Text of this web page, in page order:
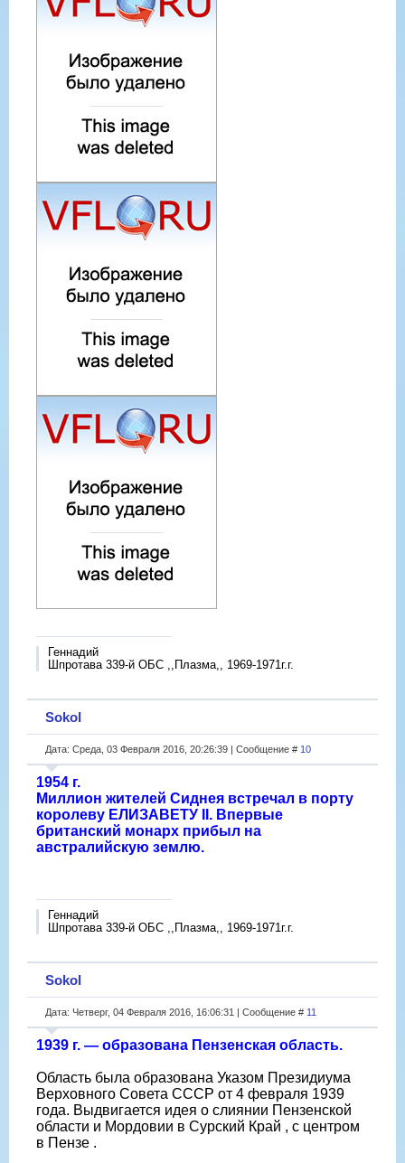
Геннадий
Шпротава 339-й ОБС ,,Плазма,, 1969-1971г.г.
Sokol
Дата: Среда, 03 Февраля 2016, 20:26:39 | Сообщение # 10
1954 г.
Миллион жителей Сиднея встречал в порту
королеву ЕЛИЗАВЕТУ II. Впервые
британский монарх прибыл на
австралийскую землю.
Геннадий
Шпротава 339-й ОБС ,,Плазма,, 1969-1971г.г.
Sokol
Дата: Четверг, 04 Февраля 2016, 16:06:31 | Сообщение # 11
1939 г. — образована Пензенская область.
Область была образована Указом Президиума
Верховного Совета СССР от 4 февраля 1939
года. Выдвигается идея о слиянии Пензенской
области и Мордовии в Сурский Край , с центром
в Пензе .